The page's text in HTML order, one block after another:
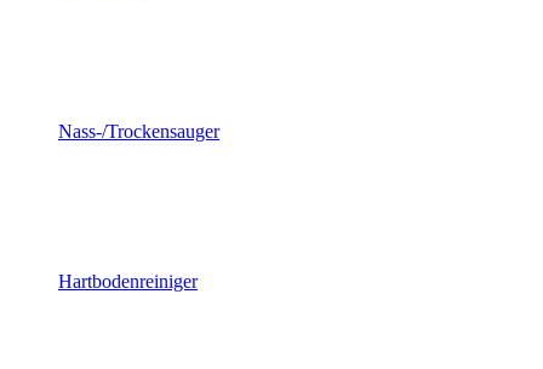
Nass-/Trockensauger
Hartbodenreiniger